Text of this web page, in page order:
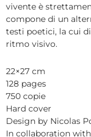
vivente è
compone di un
testi poetici, la cui
ritmo visivo.
22×27 cm
128 pages
750 copie
Hard cover
Design by Nicolas
In collaboration